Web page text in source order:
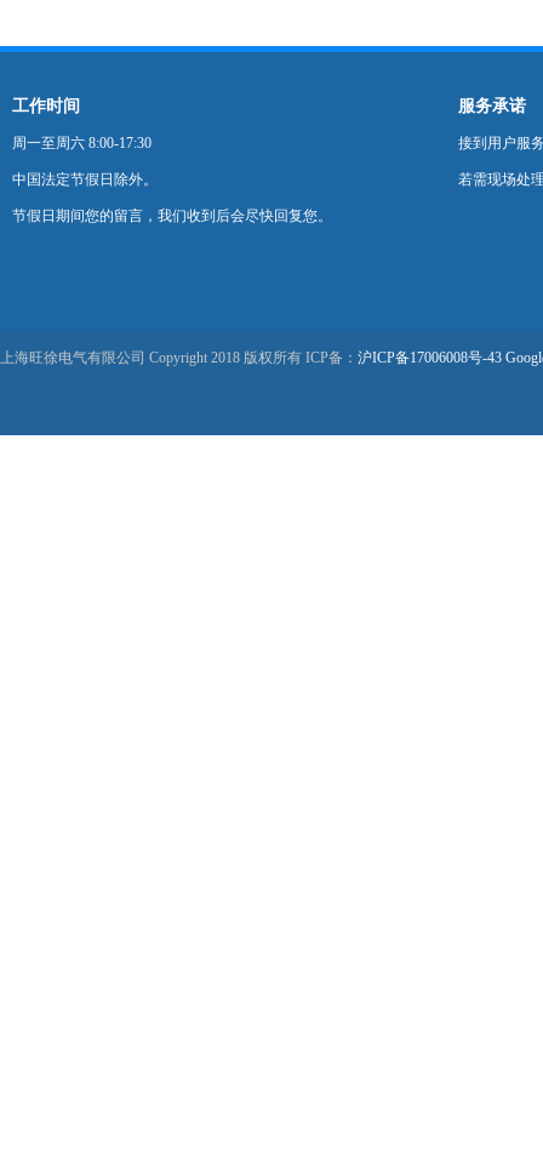
工作时间
周一至周六 8:00-17:30
中国法定节假日除外。
节假日期间您的留言，我们收到后会尽快回复您。
服务承诺
接到用户服
若需现场处
上海旺徐电气有限公司 Copyright 2018 版权所有 ICP备： 沪ICP备17006008号-43